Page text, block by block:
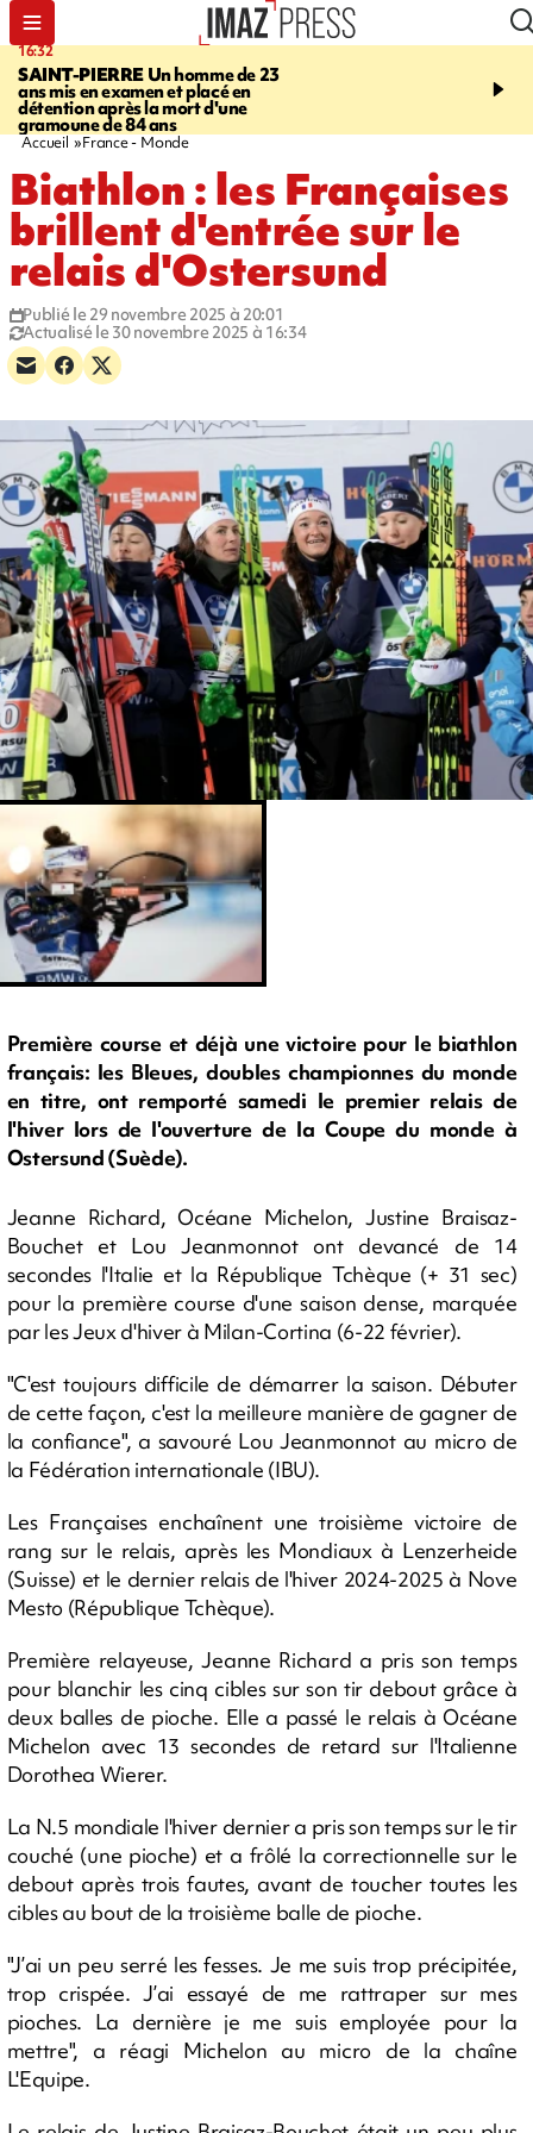
16:32
SAINT-PIERREUn homme de 23
ans mis en examen et placé en
détention après la mort d'une
gramoune de 84 ans
21:08
et Turquie scellent un
Accueil France - Monde
Biathlon : les Françaises
brillent d'entrée sur le
relais d'Ostersund
Publié le 29 novembre 2025 à 20:01
Actualisé le 30 novembre 2025 à 16:34
Première course et déjà une victoire pour le biathlon
français: les Bleues, doubles championnes du monde
en titre, ont remporté samedi le premier relais de
l'hiver lors de l'ouverture de la Coupe du monde à
Ostersund (Suède).
Jeanne Richard, Océane Michelon, Justine Braisaz-
Bouchet et Lou Jeanmonnot ont devancé de 14
secondes l'Italie et la République Tchèque (+ 31 sec)
pour la première course d'une saison dense, marquée
par les Jeux d'hiver à Milan-Cortina (6-22 février).
"C'est toujours difficile de démarrer la saison. Débuter
de cette façon, c'est la meilleure manière de gagner de
la confiance", a savouré Lou Jeanmonnot au micro de
la Fédération internationale (IBU).
Les Françaises enchaînent une troisième victoire de
rang sur le relais, après les Mondiaux à Lenzerheide
(Suisse) et le dernier relais de l'hiver 2024-2025 à Nove
Mesto (République Tchèque).
Première relayeuse, Jeanne Richard a pris son temps
pour blanchir les cinq cibles sur son tir debout grâce à
deux balles de pioche. Elle a passé le relais à Océane
Michelon avec 13 secondes de retard sur l'Italienne
Dorothea Wierer.
La N.5 mondiale l'hiver dernier a pris son temps sur le tir
couché (une pioche) et a frôlé la correctionnelle sur le
debout après trois fautes, avant de toucher toutes les
cibles au bout de la troisième balle de pioche.
"J’ai un peu serré les fesses. Je me suis trop précipitée,
trop crispée. J’ai essayé de me rattraper sur mes
pioches. La dernière je me suis employée pour la
mettre", a réagi Michelon au micro de la chaîne
L'Equipe.